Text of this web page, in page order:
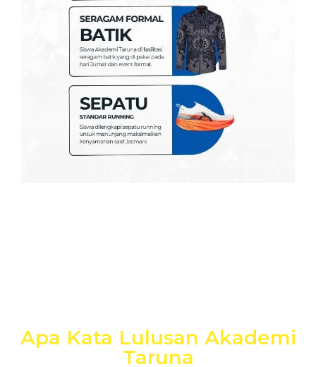
Apa Kata Lulusan Akademi
Taruna